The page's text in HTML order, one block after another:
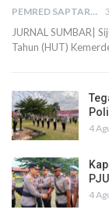
PEMRED SAPTARIUS
JURNAL SUMBAR|
Tahun (HUT)
4
4